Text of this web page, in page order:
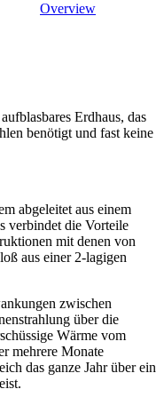
Overview
Erdhaus, das
benötigt und fast keine
abgeleitet aus einem
verbindet die Vorteile
mit denen von
aus einer 2-lagigen
zwischen
über die
Wärme vom
mehrere Monate
das ganze Jahr über ein